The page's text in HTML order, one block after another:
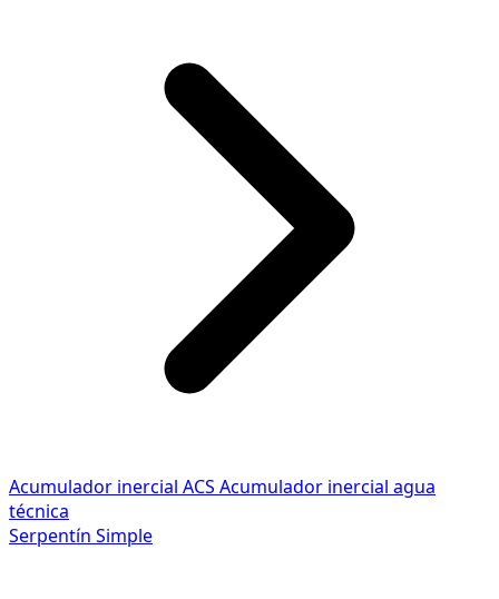
Acumulador inercial ACS Acumulador inercial agua
técnica
Serpentín Simple